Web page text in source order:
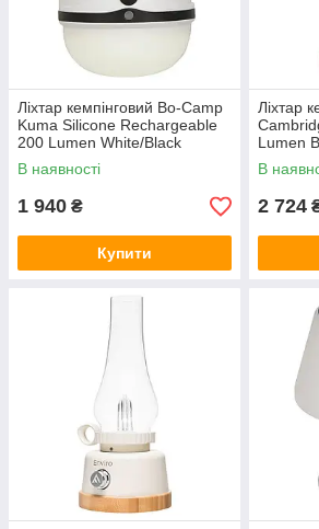
Ліхтар кемпінговий Bo-Camp
Kuma Silicone Rechargeable
200 Lumen White/Black
(5818808)
В наявності
1 940 ₴
Купити
Ліхтар
Lumen
В
2 724